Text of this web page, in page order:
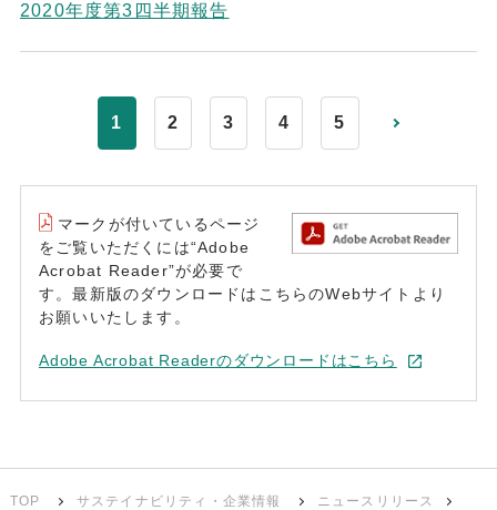
2020年度第3四半期報告
1 2 3 4 5
マークが付いているページ
をご覧いただくには“Adobe
Acrobat Reader”が必要で
す。最新版のダウンロードはこちらのWebサイトより
お願いいたします。
Adobe Acrobat Readerのダウンロードはこちら
TOP サステイナビリティ・企業情報
ニュースリリース